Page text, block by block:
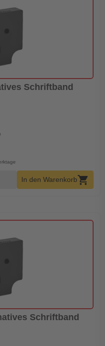
Schriftband
Menge
In den Warenkorbshopping_cart
Schriftband